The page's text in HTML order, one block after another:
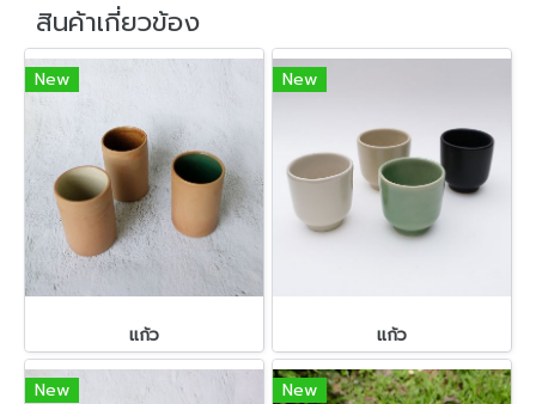
สินค้าเกี่ยวข้อง
New
แก้ว
New
แก้ว
New New